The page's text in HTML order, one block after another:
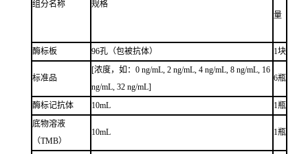
组分名称 规格
量
酶标板 96孔（包被抗体） 1块
标准品
[浓度，如：0 ng/mL, 2 ng/mL, 4 ng/mL, 8 ng/mL, 16
ng/mL, 32 ng/mL]
6瓶
酶标记抗体 10mL
1瓶
底物溶液
（TMB）
10mL 1瓶